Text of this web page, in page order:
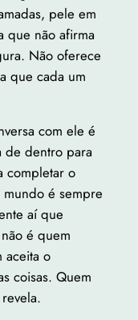
pele em
que não afirma
Não oferece
que cada um
com ele é
de dentro para
completar o
é sempre
aí que
é quem
aceita o
coisas. Quem